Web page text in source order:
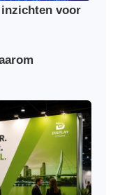
inzichten voor